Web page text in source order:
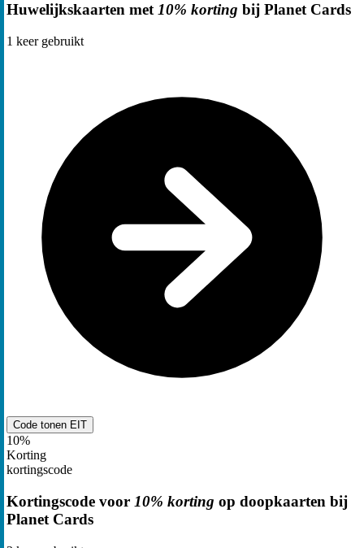
Huwelijkskaarten met10% korting bij Planet Cards
1 keer gebruikt
Code tonen EIT
10%
Korting
kortingscode
Kortingscode voor 10% korting op doopkaarten bij
Planet Cards